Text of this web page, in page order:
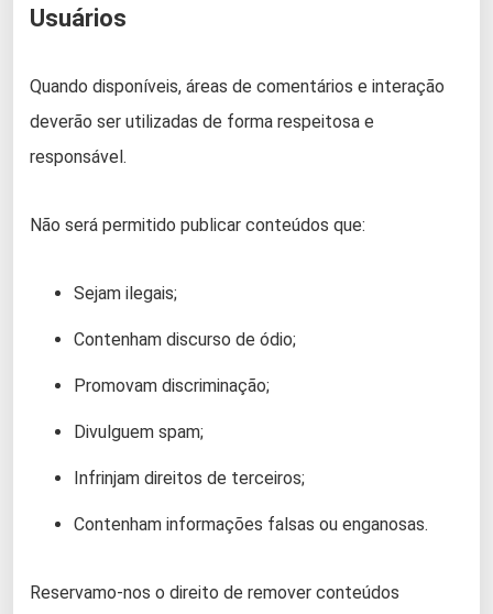
Usuários
Quando disponíveis, áreas de comentários e interação
deverão ser utilizadas de forma respeitosa e
responsável.
Não será permitido publicar conteúdos que:
Sejam ilegais;
Contenham discurso de ódio;
Promovam discriminação;
Divulguem spam;
Infrinjam direitos de terceiros;
Contenham informações falsas ou enganosas.
Reservamo-nos o direito de remover conteúdos